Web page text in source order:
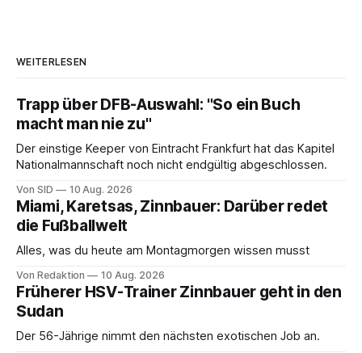
WEITERLESEN
Trapp über DFB-Auswahl: "So ein Buch
macht man nie zu"
Der einstige Keeper von Eintracht Frankfurt hat das Kapitel
Nationalmannschaft noch nicht endgültig abgeschlossen.
Von SID 10 Aug. 2026
Miami, Karetsas, Zinnbauer: Darüber redet
die Fußballwelt
Alles, was du heute am Montagmorgen wissen musst
Von Redaktion 10 Aug. 2026
Früherer HSV-Trainer Zinnbauer geht in den
Sudan
Der 56-Jährige nimmt den nächsten exotischen Job an.